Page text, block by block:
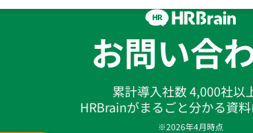
お問い合
累計導入社数 4,000社以
HRBrainがまるごと分かる資
※2026年4月時点